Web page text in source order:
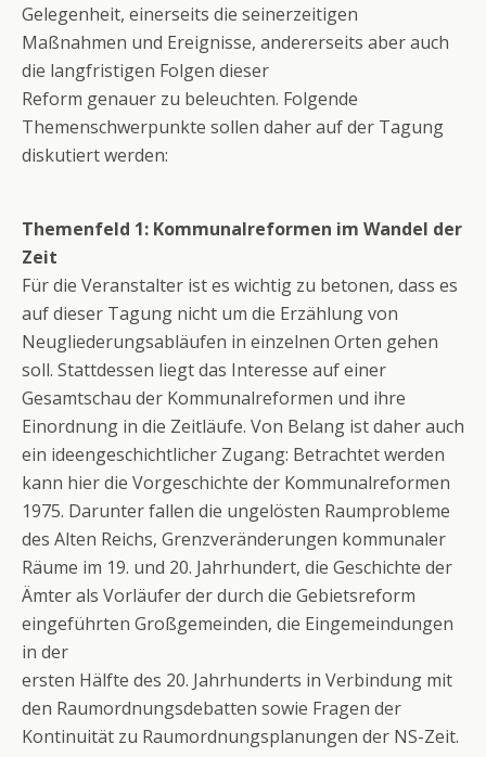
Gelegenheit, einerseits die seinerzeitigen
Maßnahmen und Ereignisse, andererseits aber auch
die langfristigen Folgen dieser
Reform genauer zu beleuchten. Folgende
Themenschwerpunkte sollen daher auf der Tagung
diskutiert werden:
Themenfeld 1: Kommunalreformen im Wandel der
Zeit
Für die Veranstalter ist es wichtig zu betonen, dass es
auf dieser Tagung nicht um die Erzählung von
Neugliederungsabläufen in einzelnen Orten gehen
soll. Stattdessen liegt das Interesse auf einer
Gesamtschau der Kommunalreformen und ihre
Einordnung in die Zeitläufe. Von Belang ist daher auch
ein ideengeschichtlicher Zugang: Betrachtet werden
kann hier die Vorgeschichte der Kommunalreformen
1975. Darunter fallen die ungelösten Raumprobleme
des Alten Reichs, Grenzveränderungen kommunaler
Räume im 19. und 20. Jahrhundert, die Geschichte der
Ämter als Vorläufer der durch die Gebietsreform
eingeführten Großgemeinden, die Eingemeindungen
in der
ersten Hälfte des 20. Jahrhunderts in Verbindung mit
den Raumordnungsdebatten sowie Fragen der
Kontinuität zu Raumordnungsplanungen der NS-Zeit.